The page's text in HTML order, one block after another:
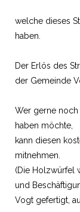
welche dieses
haben.
Der Erlös des
der Gemeinde
Wer gerne noch
haben möchte,
kann diesen
mitnehmen.
(Die Holzwürfel
und
Vogt gefertigt,